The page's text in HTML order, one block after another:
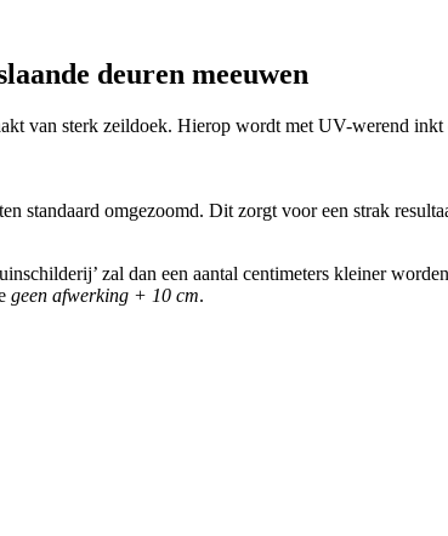
deuren meeuwen
van sterk zeildoek. Hierop wordt met UV-werend
standaard omgezoomd. Dit zorgt voor een strak
zal dan een aantal centimeters kleiner
geen afwerking + 10 cm.